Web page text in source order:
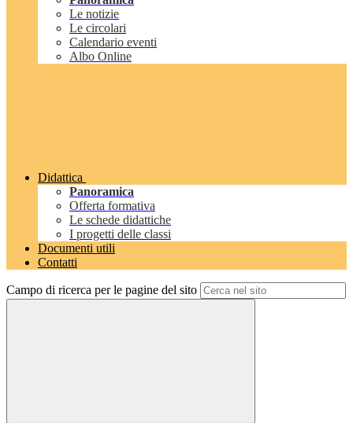
Le notizie
Le circolari
Calendario eventi
Albo Online
Didattica
Panoramica
Offerta formativa
Le schede didattiche
I progetti delle classi
Documenti utili
Contatti
Campo di ricerca per le pagine del sito